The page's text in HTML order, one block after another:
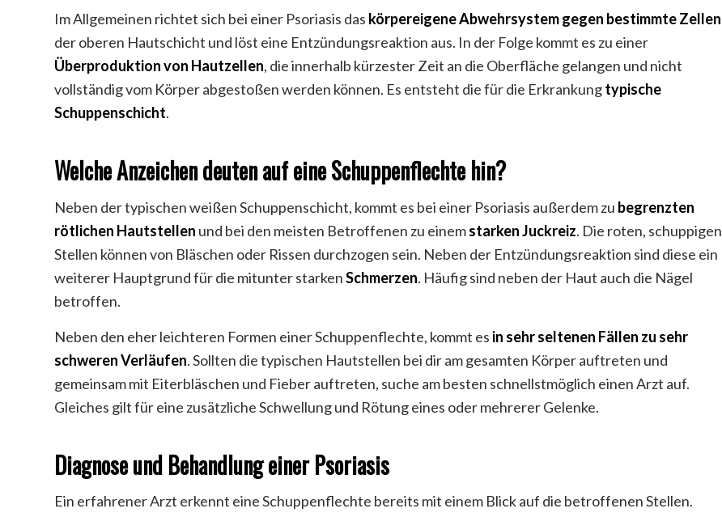
Im Allgemeinen richtet sich bei einer Psoriasis das körpereigene Abwehrsystem gegen bestimmte Zellen
der oberen Hautschicht und löst eine Entzündungsreaktion aus. In der Folge kommt es zu einer
Überproduktion von Hautzellen, die innerhalb kürzester Zeit an die Oberfläche gelangen und nicht
vollständig vom Körper abgestoßen werden können. Es entsteht die für die Erkrankungtypische
Schuppenschicht.
Welche Anzeichen deuten auf eine Schuppenflechte hin?
Neben der typischen weißen Schuppenschicht, kommt es bei einer Psoriasis außerdem zu begrenzten
rötlichen Hautstellen und bei den meisten Betroffenen zu einemstarken Juckreiz. Die roten, schuppigen
Stellen können von Bläschen oder Rissen durchzogen sein. Neben der Entzündungsreaktion sind diese ein
weiterer Hauptgrund für die mitunter starkenSchmerzen. Häufig sind neben der Haut auch die Nägel
betroffen.
Neben den eher leichteren Formen einer Schuppenflechte, kommt es in sehr seltenen Fällen zu sehr
schweren Verläufen. Sollten die typischen Hautstellen bei dir am gesamten Körper auftreten und
gemeinsam mit Eiterbläschen und Fieber auftreten, suche am besten schnellstmöglich einen Arzt auf.
Gleiches gilt für eine zusätzliche Schwellung und Rötung eines oder mehrerer Gelenke.
Diagnose und Behandlung einer Psoriasis
Ein erfahrener Arzt erkennt eine Schuppenflechte bereits mit einem Blick auf die betroffenen Stellen.